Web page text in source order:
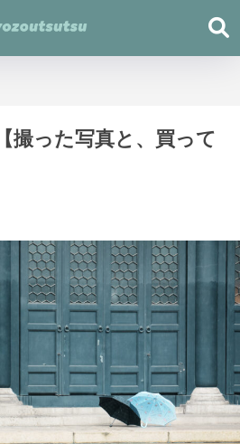
撮った写真と、買って